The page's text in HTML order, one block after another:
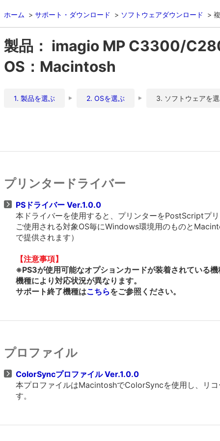
ホーム サポート・ダウンロード ソフトウェアダウンロード
製品： imagio MP C3300/
OS：Macintosh
1. 製品を選ぶ 2. OSを選ぶ 3. ソフトウェアを
プリンタードライバー
PSドライバー Ver.1.0.0
本ドライバーを使用すると、プリンターをPostScriptプ
ご使用される対象OS毎にWindows環境用のものと
で提供されます）
【注意事項】
※PS3が使用可能なオプションカードが装着されている
機種により対応状況が異なります。
サポート終了機種はこちらをご参照ください。
プロファイル
ColorSyncプロファイル Ver.1.0.0
本プロファイルはMacintoshでColorSyncを使用し、リ
す。